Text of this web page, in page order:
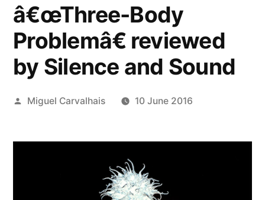
â€œThree-Body
Problemâ€ reviewed
by Silence and Sound
Posted
Miguel Carvalhais 10 June 2016